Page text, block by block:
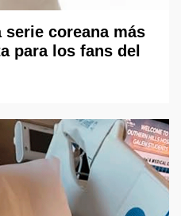
coreana más
para los fans del